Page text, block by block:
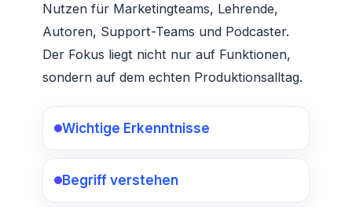
Nutzen für Marketingteams, Lehrende,
Autoren, Support-Teams und Podcaster.
Der Fokus liegt nicht nur auf Funktionen,
sondern auf dem echten Produktionsalltag.
Wichtige Erkenntnisse
Begriff verstehen